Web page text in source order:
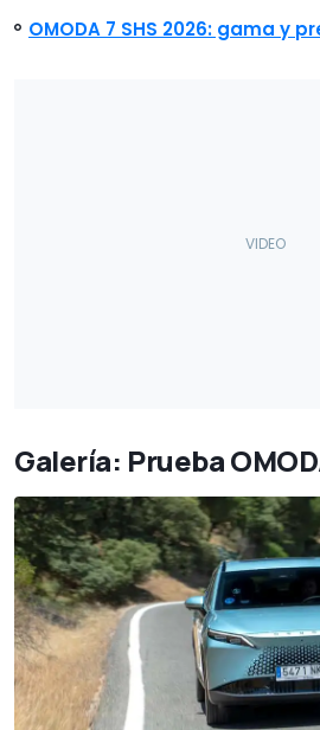
OMODA 7 SHS 2026: gama y
Galería: Prueba